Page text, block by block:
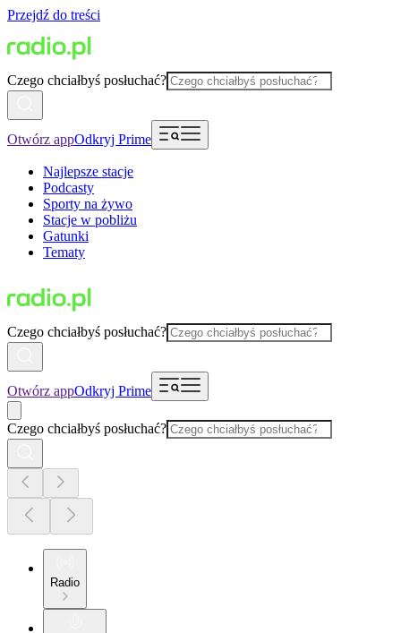
Przejdź do treści
Czego chciałbyś posłuchać?
Otwórz appOdkryj Prime
Najlepsze stacje
Podcasty
Sporty na żywo
Stacje w pobliżu
Gatunki
Tematy
Czego chciałbyś posłuchać?
Otwórz appOdkryj Prime
Czego chciałbyś posłuchać?
Radio